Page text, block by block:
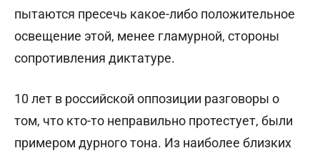
пытаются пресечь какое-либо положительное
освещение этой, менее гламурной, стороны
сопротивления диктатуре.
10 лет в российской оппозиции разговоры о
том, что кто-то неправильно протестует, были
примером дурного тона. Из наиболее близких